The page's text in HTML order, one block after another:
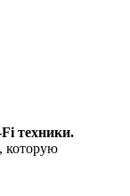
техники.
которую